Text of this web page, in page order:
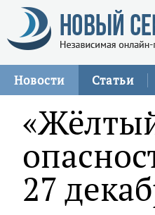
Новости Статьи
27